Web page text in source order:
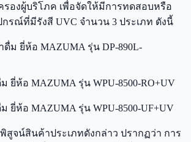
องผู้บริโภค เพื่อจัดให้มีการทดสอบหรือ
รณ์ที่มีรังสี UVC จำนวน 3 ประเภท ดังนี้
ดื่ม ยี่ห้อ MAZUMA รุ่น DP-890L-
ยี่ห้อ MAZUMA รุ่น WPU-8500-RO+UV
ยี่ห้อ MAZUMA รุ่น WPU-8500-UF+UV
สูจน์สินค้าประเภทดังกล่าว ปรากฏว่า การ